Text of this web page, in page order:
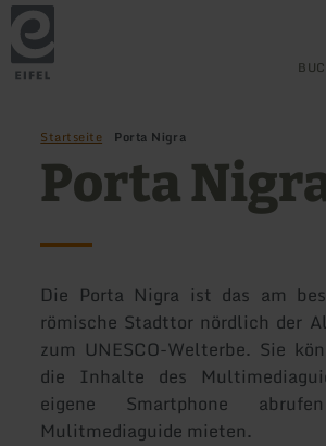
Zurück
zur
Startseite
Startseite Porta Nigra
Porta
Die Porta Nigra ist das am
römische Stadttor nördlich der
zum UNESCO-Welterbe. Sie
die Inhalte des
eigene Smartphone
Mulitmediaguide mieten.